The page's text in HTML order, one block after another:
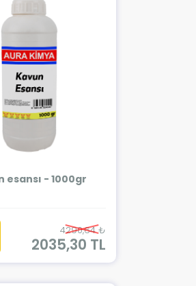
esansı - 1000gr
4290,64 ₺
2035,30 TL